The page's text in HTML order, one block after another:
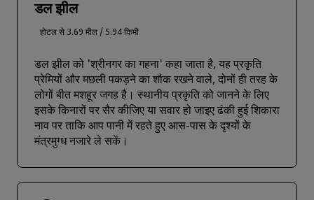
डल झील
होटल से 3.69 मील / 5.94 किमी
डल झील को 'श्रीनगर का गहना' कहा जाता है, यह प्रकृति
प्रेमियों और मछली पकड़ने का शौक रखने वाले, दोनों ही तरह के
लोगों बीत मशहूर जगह है। स्थानीय प्रकृति को जानने के लिए
इसके किनारों पर सैर कीजिए या सवार हो जाइए ढंकी हुई शिकारा
नाव पर ताकि आप पानी में रहते हुए आस-पास के दृश्यों के
मंत्रमुग्ध नजारे ले सकें।